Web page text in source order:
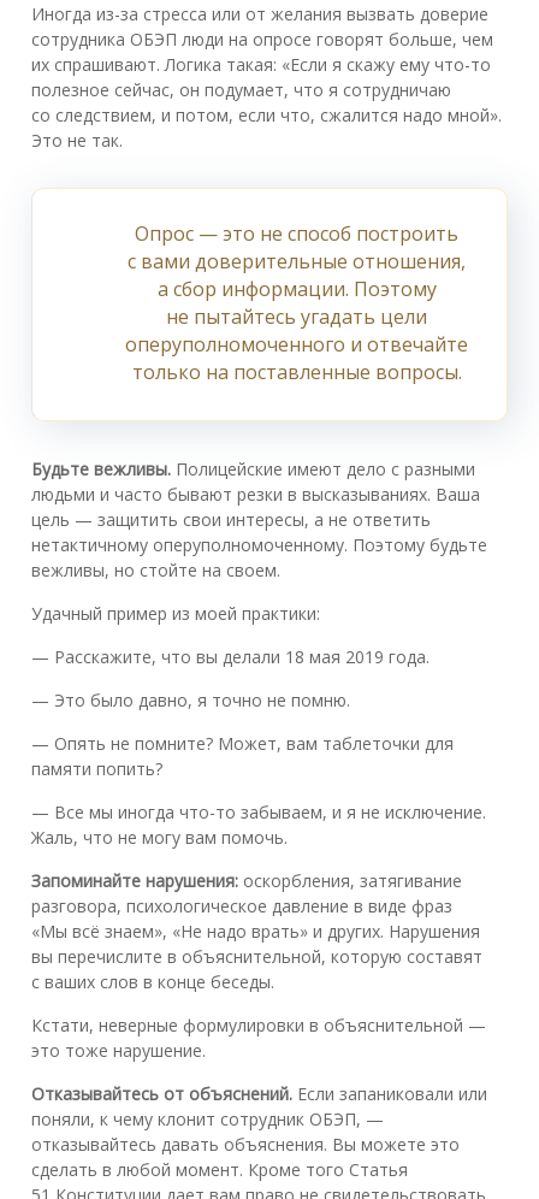
Иногда из-за стресса или от желания вызвать доверие
сотрудника ОБЭП люди на опросе говорят больше, чем
их спрашивают. Логика такая: «Если я скажу ему что-то
полезное сейчас, он подумает, что я сотрудничаю
со следствием, и потом, если что, сжалится надо мной».
Это не так.
Опрос — это не способ построить
с вами доверительные отношения,
а сбор информации. Поэтому
не пытайтесь угадать цели
оперуполномоченного и отвечайте
только на поставленные вопросы.
Будьте вежливы. Полицейские имеют дело с разными
людьми и часто бывают резки в высказываниях. Ваша
цель — защитить свои интересы, а не ответить
нетактичному оперуполномоченному. Поэтому будьте
вежливы, но стойте на своем.
Удачный пример из моей практики:
— Расскажите, что вы делали 18 мая 2019 года.
— Это было давно, я точно не помню.
— Опять не помните? Может, вам таблеточки для
памяти попить?
— Все мы иногда что-то забываем, и я не исключение.
Жаль, что не могу вам помочь.
Запоминайте нарушения: оскорбления, затягивание
разговора, психологическое давление в виде фраз
«Мы всё знаем», «Не надо врать» и других. Нарушения
вы перечислите в объяснительной, которую составят
с ваших слов в конце беседы.
Кстати, неверные формулировки в объяснительной —
это тоже нарушение.
Отказывайтесь от объяснений. Если запаниковали или
поняли, к чему клонит сотрудник ОБЭП, —
отказывайтесь давать объяснения. Вы можете это
сделать в любой момент. Кроме того Статья